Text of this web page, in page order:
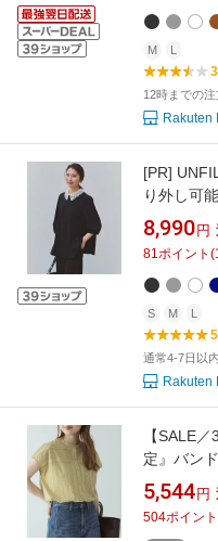
M L
12時までの
Rakuten
[PR]
り外し可
ブラウス
ウス グレ
無料】
8,990 円
81ポイント (
S M L
5
通常4-7日以
Rakuten
【SALE
定』バン
レーベル
ブルー ホ
5,544 円
504ポイント